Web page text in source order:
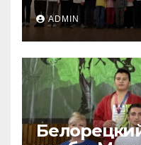
ADMIN